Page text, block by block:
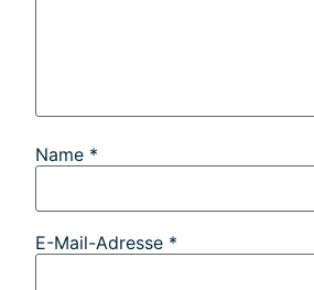
Name *
E-Mail-Adresse *